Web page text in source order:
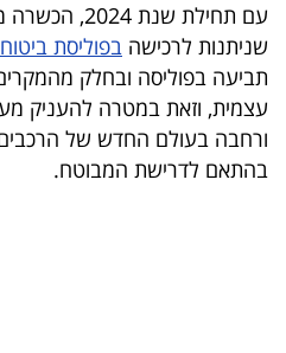
קריירה
ולימודים
מינויים
רייטינג
עם תחילת שנת
שניתנות לרכישה בפוליסת
תביעה בפוליסה ובחלק
עצמית, וזאת במטרה להעניק
ורחבה בעולם החדש של
בהתאם לדרישת המבוטח.